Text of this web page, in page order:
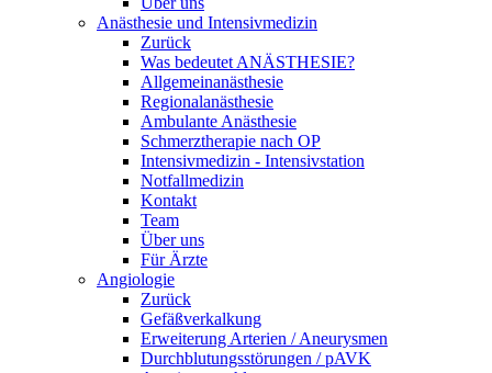
Anästhesie und Intensivmedizin
Zurück
Was bedeutet ANÄSTHESIE?
Allgemeinanästhesie
Regionalanästhesie
Ambulante Anästhesie
Schmerztherapie nach OP
Intensivmedizin - Intensivstation
Notfallmedizin
Kontakt
Team
Über uns
Für Ärzte
Angiologie
Zurück
Gefäßverkalkung
Erweiterung Arterien / Aneurysmen
Durchblutungsstörungen / pAVK